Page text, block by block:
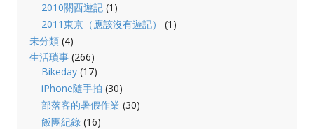
2010關西遊記 (1)
2011東京（應該沒有遊記）
(1)
未分類(4)
生活瑣事(266)
Bikeday (17)
iPhone隨手拍 (30)
部落客的暑假作業 (30)
飯團紀錄 (16)